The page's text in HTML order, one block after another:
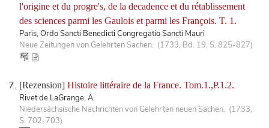
l'origine et du progre's, de la decadence et du rétablissement
des sciences parmi les Gaulois et parmi les François. T. 1.
Paris, Ordo Sancti Benedicti Congregatio Sancti Mauri
Neue Zeitungen von Gelehrten Sachen. (1733, Bd. 19, S. 825-827)
[Rezension] Histoire littéraire de la France. Tom.1.,P.1.2.
Rivet de LaGrange, A.
Niedersächsische Nachrichten von Gelehrten neuen Sachen. (1733,
S. 702-703)